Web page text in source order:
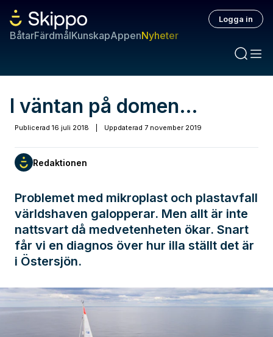
BåtarFärdmålKunskapAppenNyheter
Logga in
I väntan på domen…
Publicerad 16 juli 2018 Uppdaterad 7 november 2019
Redaktionen
Problemet med mikroplast och plastavfall
världshaven galopperar. Men allt är inte
nattsvart då medvetenheten ökar. Snart
får vi en diagnos över hur illa ställt det är
i Östersjön.